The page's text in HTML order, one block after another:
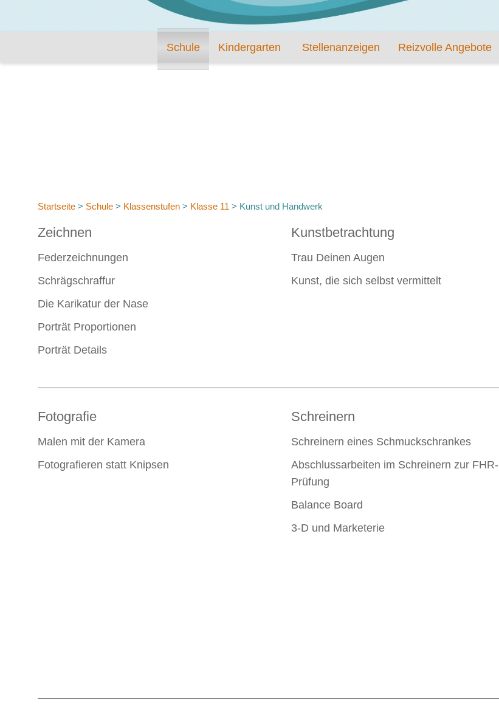
Schule Kindergarten Stellenanzeigen Reizvolle Angebote
Startseite > Schule > Klassenstufen > Klasse 11 > Kunst und Handwerk
Zeichnen
Federzeichnungen
Schrägschraffur
Die Karikatur der Nase
Porträt Proportionen
Porträt Details
Kunstbetrachtung
Trau Deinen Augen
Kunst, die sich selbst vermittelt
Fotografie
Malen mit der Kamera
Fotografieren statt Knipsen
Schreinern
Schreinern eines Schmuckschrankes
Abschlussarbeiten im Schreinern zur FHR-
Prüfung
Balance Board
3-D und Marketerie